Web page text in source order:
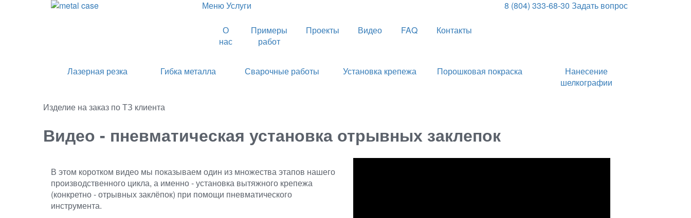
8 (804) 333-68-30 Задать вопрос
МенюУслуги
О
нас
Примеры
работ
Проекты Видео FAQ Контакты
Лазерная резка Гибка металла Сварочные работы Установка крепежа Порошковая покраска
Нанесение
шелкографии
Изделие на заказ по ТЗ клиента
Видео - пневматическая установка отрывных заклепок
В этом коротком видео мы показываем один из множества этапов нашего
производственного цикла, а именно - установка вытяжного крепежа
(конкретно - отрывных заклёпок) при помощи пневматического
инструмента.